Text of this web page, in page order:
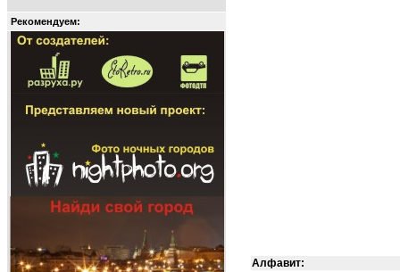
Рекомендуем:
Алфавит: